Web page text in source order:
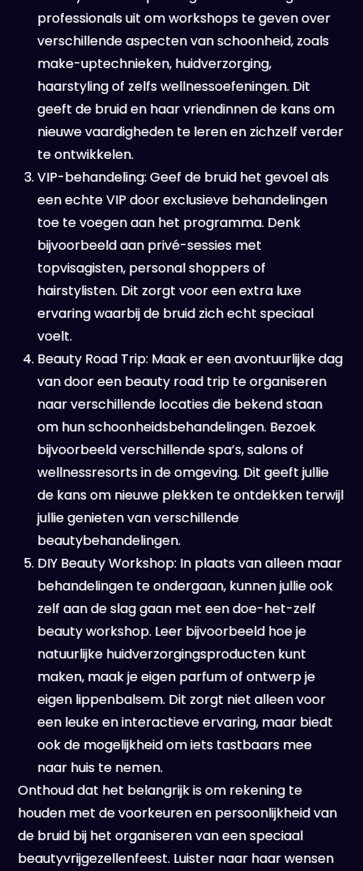
professionals uit om workshops te geven over
verschillende aspecten van schoonheid, zoals
make-uptechnieken, huidverzorging,
haarstyling of zelfs wellnessoefeningen. Dit
geeft de bruid en haar vriendinnen de kans om
nieuwe vaardigheden te leren en zichzelf verder
te ontwikkelen.
VIP-behandeling: Geef de bruid het gevoel als
een echte VIP door exclusieve behandelingen
toe te voegen aan het programma. Denk
bijvoorbeeld aan privé-sessies met
topvisagisten, personal shoppers of
hairstylisten. Dit zorgt voor een extra luxe
ervaring waarbij de bruid zich echt speciaal
voelt.
Beauty Road Trip: Maak er een avontuurlijke dag
van door een beauty road trip te organiseren
naar verschillende locaties die bekend staan
om hun schoonheidsbehandelingen. Bezoek
bijvoorbeeld verschillende spa’s, salons of
wellnessresorts in de omgeving. Dit geeft jullie
de kans om nieuwe plekken te ontdekken terwijl
jullie genieten van verschillende
beautybehandelingen.
DIY Beauty Workshop: In plaats van alleen maar
behandelingen te ondergaan, kunnen jullie ook
zelf aan de slag gaan met een doe-het-zelf
beauty workshop. Leer bijvoorbeeld hoe je
natuurlijke huidverzorgingsproducten kunt
maken, maak je eigen parfum of ontwerp je
eigen lippenbalsem. Dit zorgt niet alleen voor
een leuke en interactieve ervaring, maar biedt
ook de mogelijkheid om iets tastbaars mee
naar huis te nemen.
Onthoud dat het belangrijk is om rekening te
houden met de voorkeuren en persoonlijkheid van
de bruid bij het organiseren van een speciaal
beautyvrijgezellenfeest. Luister naar haar wensen